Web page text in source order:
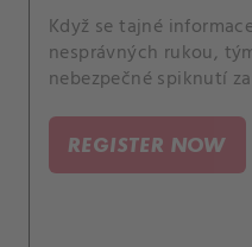
Když se tajné
nesprávných rukou,
nebezpečné spiknutí
volbou, když náhle
REGISTER NOW